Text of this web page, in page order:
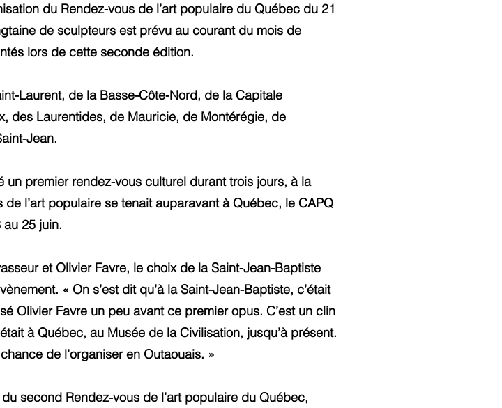
du Rendez-vous de l’art populaire du Québec du 21
de sculpteurs est prévu au courant du mois de
lors de cette seconde édition.
Laurent, de la Basse-Côte-Nord, de la Capitale
des Laurentides, de Mauricie, de Montérégie, de
Jean.
premier rendez-vous culturel durant trois jours, à la
l’art populaire se tenait auparavant à Québec, le CAPQ
25 juin.
et Olivier Favre, le choix de la Saint-Jean-Baptiste
« On s’est dit qu’à la Saint-Jean-Baptiste, c’était
Olivier Favre un peu avant ce premier opus. C’est un clin
à Québec, au Musée de la Civilisation, jusqu’à présent.
de l’organiser en Outaouais. »
second Rendez-vous de l’art populaire du Québec,